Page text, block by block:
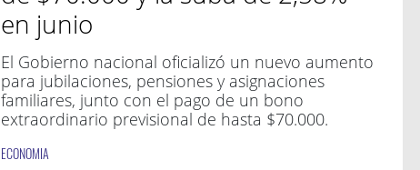
en junio
El Gobierno nacional oficializó un nuevo aumento
para jubilaciones, pensiones y asignaciones
familiares, junto con el pago de un bono
extraordinario previsional de hasta $70.000.
ECONOMIA